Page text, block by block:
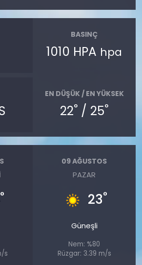
BASINÇ
1010 HPA hpa
EN DÜŞÜK / EN YÜKSEK
22° / 25°
°
s
09 AĞUSTOS
PAZAR
23°
Güneşli
Nem: %80
Rüzgar: 3.39 m/s